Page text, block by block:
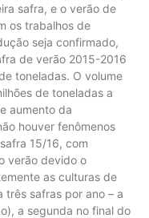
safra, e o verão de
os trabalhos de
seja confirmado,
de verão 2015-2016
toneladas. O volume
de toneladas a
aumento da
houver fenômenos
15/16, com
verão devido o
as culturas de
três safras por ano – a
a segunda no final do